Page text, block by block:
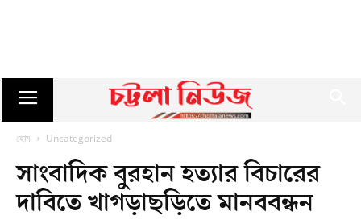
হোম Uncategorized
সাংবাদিক বুরহান হত্যার বিচারের
দাবিতে খাগড়াছড়িতে মানববন্ধন